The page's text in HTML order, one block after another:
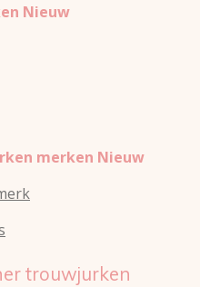
Nieuw
merken Nieuw
trouwjurken